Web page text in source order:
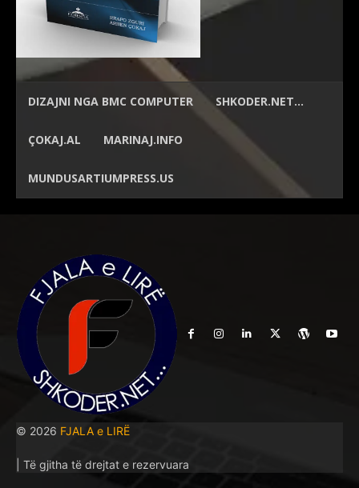
DIZAJNI NGA BMC COMPUTER SHKODER.NET…
ÇOKAJ.AL MARINAJ.INFO
MUNDUSARTIUMPRESS.US
© 2026 FJALA e LIRË
| Të gjitha të drejtat e rezervuara